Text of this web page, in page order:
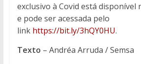
exclusivo à Covid está disponível
e pode ser acessada pelo
link https://bit.ly/3hQY0HU.
Texto – Andréa Arruda / Semsa